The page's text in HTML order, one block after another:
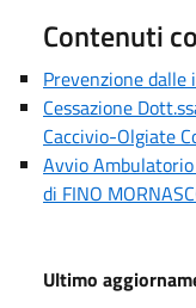
Contenuti
Prevenzione
Cessazione
Caccivio-Olgiate
Avvio
di FINO
Ultimo